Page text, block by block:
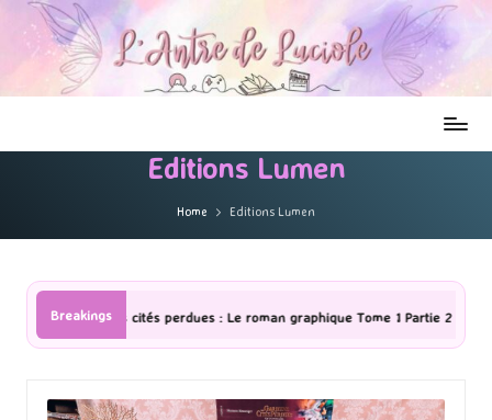
Editions Lumen
Home Editions Lumen
Breakings
roman graphique Tome 1 Partie 2 [Série TV] The Madison :